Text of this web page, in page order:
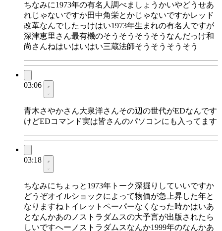
ちなみに1973年の有名人調べましょうかいやどうせあ
れじゃないですか田中角栄とかじゃないですかレッド
改革なんでしたっけはい1973年生まれの有名人ですが
深津恵里さん最有機のそうそうそうそうなんだっけ和
尚さんねはいはいはい三蔵法師そうそうそうそう
03:06
青木さやかさん大泉洋さんその辺の世代がEDなんです
けどEDコマンド実は皆さんのパソコンにも入ってます
03:18
ちなみにちょっと1973年トーク深掘りしていいですか
どうぞオイルショックによって物価が急上昇した年と
なりますねトイレットペーパーなくなった時かはいあ
となんかあのノストラダムスの大予言が出版されたら
しいですへーノストラダムスなんか1999年のなんかあ